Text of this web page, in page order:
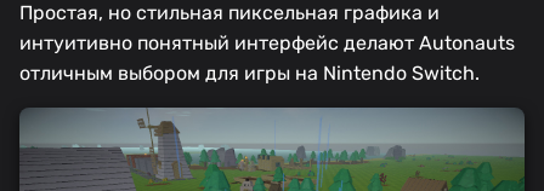
Простая, но стильная пиксельная графика и
интуитивно понятный интерфейс делают Autonauts
отличным выбором для игры на Nintendo Switch.